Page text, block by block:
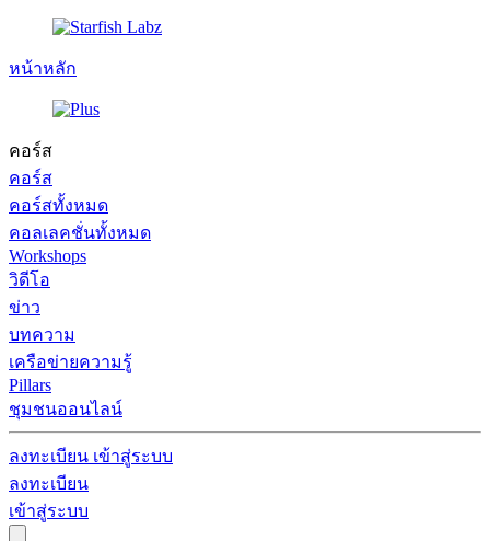
หน้าหลัก
คอร์ส
คอร์ส
คอร์สทั้งหมด
คอลเลคชั่นทั้งหมด
Workshops
วิดีโอ
ข่าว
บทความ
เครือข่ายความรู้
Pillars
ชุมชนออนไลน์
ลงทะเบียน เข้าสู่ระบบ
ลงทะเบียน
เข้าสู่ระบบ